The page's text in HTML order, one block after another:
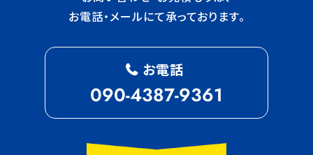
お電話・メールにて承っております。
お電話
090-4387-9361